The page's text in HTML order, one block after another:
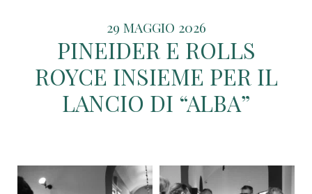
29 MAGGIO 2026
PINEIDER E ROLLS
ROYCE INSIEME PER IL
LANCIO DI “ALBA”